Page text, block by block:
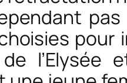
pas
pour